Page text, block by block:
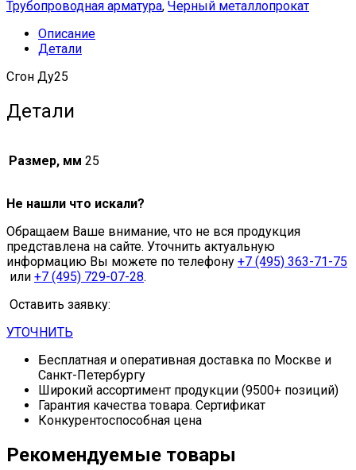
Трубопроводная арматура, Черный металлопрокат
Описание
Детали
Сгон Ду25
Детали
Размер, мм 25
Не нашли что искали?
Обращаем Ваше внимание, что не вся продукция
представлена на сайте. Уточнить актуальную
информацию Вы можете по телефону +7 (495) 363-71-75
или +7 (495) 729-07-28.
Оставить заявку:
УТОЧНИТЬ
Бесплатная и оперативная доставка по Москве и
Санкт-Петербургу
Широкий ассортимент продукции (9500+ позиций)
Гарантия качества товара. Сертификат
Конкурентоспособная цена
Рекомендуемые товары